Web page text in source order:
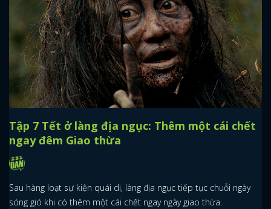
Tập 7 Tết ở làng địa ngục: Thêm một cái chết
ngay đêm Giao thừa
Sau hàng loạt sự kiện quái dị, làng địa ngục tiếp tục chuỗi ngày
sóng gió khi có thêm một cái chết ngay ngày giao thừa.